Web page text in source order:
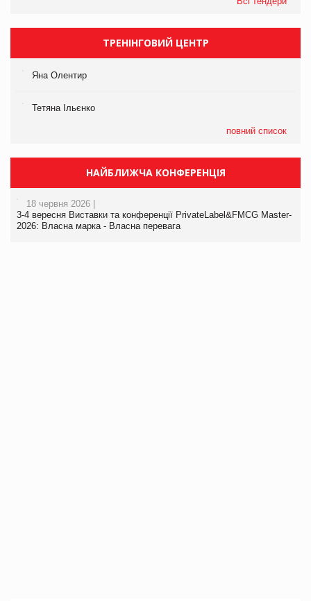
ТРЕНІНГОВИЙ ЦЕНТР
Яна Олентир
Тетяна Ільєнко
повний список
НАЙБЛИЖЧА КОНФЕРЕНЦІЯ
18 червня 2026 |
3-4 вересня Виставки та конференції PrivateLabel&FMCG Master-
2026: Власна марка - Власна перевага